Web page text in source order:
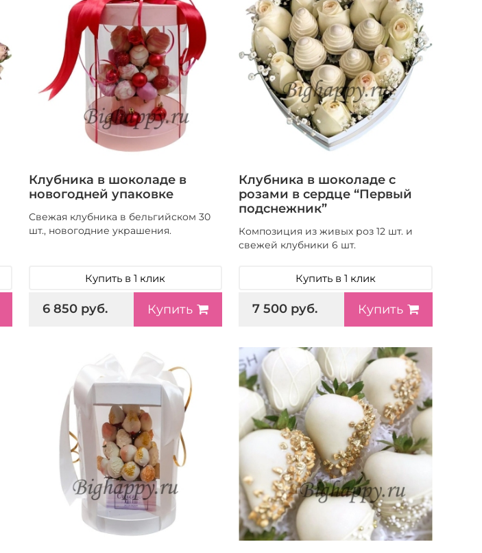
Клубника в шоколаде в
новогодней упаковке
Свежая клубника в бельгийском 30
шт., новогодние украшения.
Купить в 1 клик
6 850 руб. Купить
Клубника в шоколаде с
розами в сердце “Первый
подснежник”
Композиция из живых роз 12 шт. и
свежей клубники 6 шт.
Купить в 1 клик
7 500 руб. Купить